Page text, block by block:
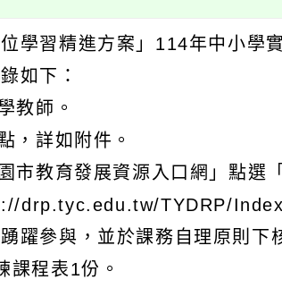
習精進方案」114年中小學實
如下：
教師。
詳如附件。
教育發展資源入口網」點選
drp.tyc.edu.tw/TYDRP/
參與，並於課務自理原則下
程表1份。